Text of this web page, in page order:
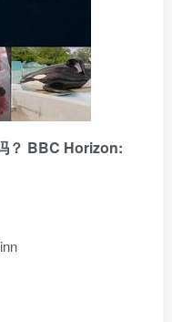
？ BBC Horizon: